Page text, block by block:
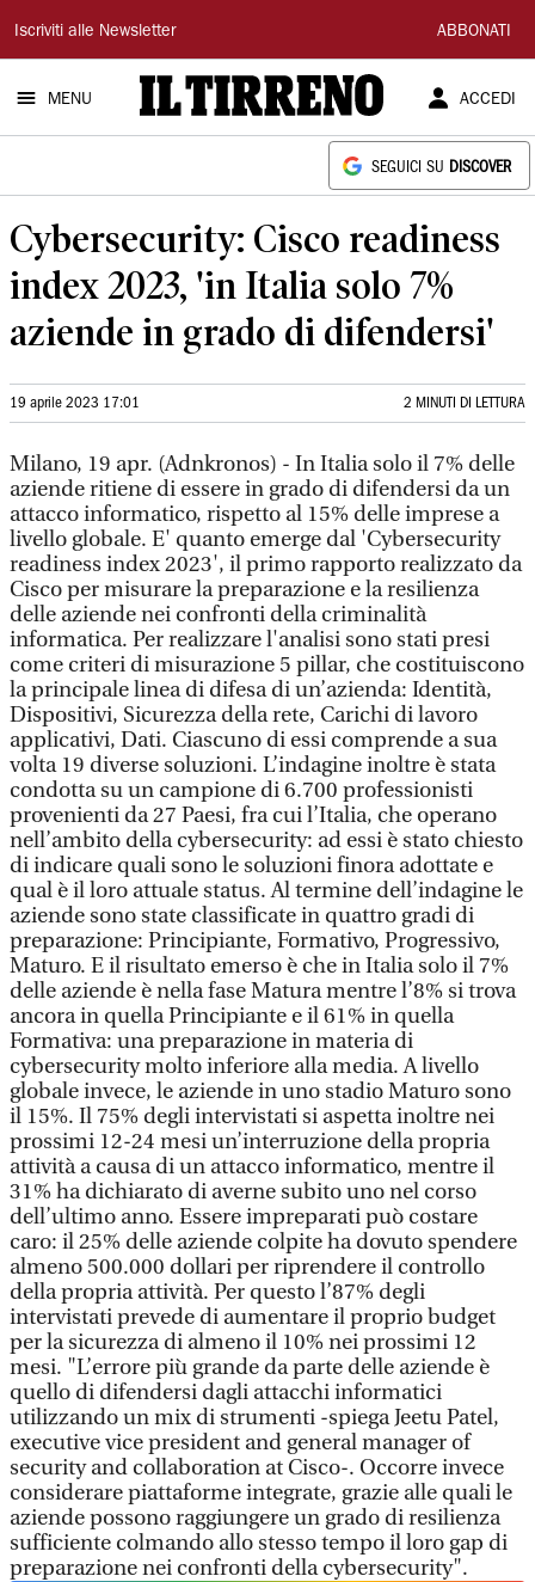
Il
Tirreno
Iscriviti alle Newsletter ABBONATI
MENU ACCEDI
SEGUICI SU DISCOVER
Cybersecurity: Cisco readiness
index 2023, 'in Italia solo 7%
aziende in grado di difendersi'
19 aprile 2023 17:01 2 MINUTI DI LETTURA
Milano, 19 apr. (Adnkronos) - In Italia solo il 7% delle
aziende ritiene di essere in grado di difendersi da un
attacco informatico, rispetto al 15% delle imprese a
livello globale. E' quanto emerge dal 'Cybersecurity
readiness index 2023', il primo rapporto realizzato da
Cisco per misurare la preparazione e la resilienza
delle aziende nei confronti della criminalità
informatica. Per realizzare l'analisi sono stati presi
come criteri di misurazione 5 pillar, che costituiscono
la principale linea di difesa di un’azienda: Identità,
Dispositivi, Sicurezza della rete, Carichi di lavoro
applicativi, Dati. Ciascuno di essi comprende a sua
volta 19 diverse soluzioni. L’indagine inoltre è stata
condotta su un campione di 6.700 professionisti
provenienti da 27 Paesi, fra cui l’Italia, che operano
nell’ambito della cybersecurity: ad essi è stato chiesto
di indicare quali sono le soluzioni finora adottate e
qual è il loro attuale status. Al termine dell’indagine le
aziende sono state classificate in quattro gradi di
preparazione: Principiante, Formativo, Progressivo,
Maturo. E il risultato emerso è che in Italia solo il 7%
delle aziende è nella fase Matura mentre l’8% si trova
ancora in quella Principiante e il 61% in quella
Formativa: una preparazione in materia di
cybersecurity molto inferiore alla media. A livello
globale invece, le aziende in uno stadio Maturo sono
il 15%. Il 75% degli intervistati si aspetta inoltre nei
prossimi 12-24 mesi un’interruzione della propria
attività a causa di un attacco informatico, mentre il
31% ha dichiarato di averne subito uno nel corso
dell’ultimo anno. Essere impreparati può costare
caro: il 25% delle aziende colpite ha dovuto spendere
almeno 500.000 dollari per riprendere il controllo
della propria attività. Per questo l’87% degli
intervistati prevede di aumentare il proprio budget
per la sicurezza di almeno il 10% nei prossimi 12
mesi. "L’errore più grande da parte delle aziende è
quello di difendersi dagli attacchi informatici
utilizzando un mix di strumenti -spiega Jeetu Patel,
executive vice president and general manager of
security and collaboration at Cisco-. Occorre invece
considerare piattaforme integrate, grazie alle quali le
aziende possono raggiungere un grado di resilienza
sufficiente colmando allo stesso tempo il loro gap di
preparazione nei confronti della cybersecurity".